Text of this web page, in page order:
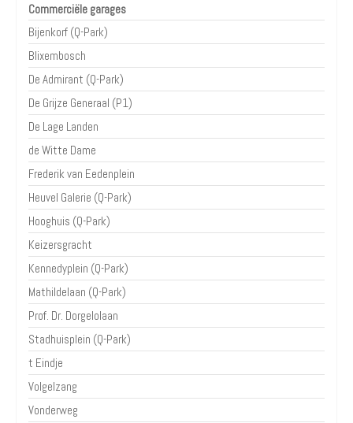
Commerciële garages
Bijenkorf (Q-Park)
Blixembosch
De Admirant (Q-Park)
De Grijze Generaal (P1)
De Lage Landen
de Witte Dame
Frederik van Eedenplein
Heuvel Galerie (Q-Park)
Hooghuis (Q-Park)
Keizersgracht
Kennedyplein (Q-Park)
Mathildelaan (Q-Park)
Prof. Dr. Dorgelolaan
Stadhuisplein (Q-Park)
t Eindje
Volgelzang
Vonderweg